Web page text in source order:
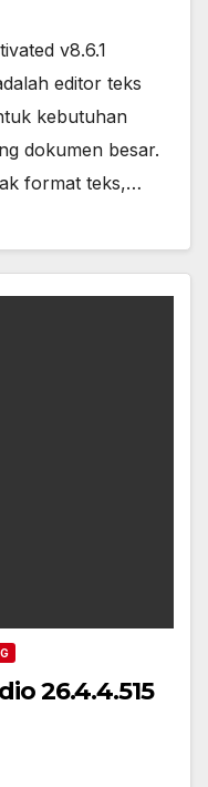
v8.6.1
editor teks
kebutuhan
dokumen besar.
format teks,…
26.4.4.515